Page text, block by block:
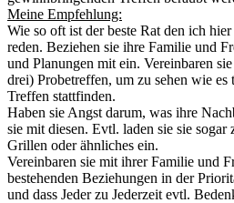
Meine Empfehlung:
Wie so oft ist der beste Rat den ich
reden. Beziehen sie ihre Familie und
und Planungen mit ein. Vereinbaren
drei) Probetreffen, um zu sehen wie es
Treffen stattfinden.
Haben sie Angst darum, was ihre
sie mit diesen. Evtl. laden sie sie sogar
Grillen oder ähnliches ein.
Vereinbaren sie mit ihrer Familie und
bestehenden Beziehungen in der
und dass Jeder zu Jederzeit evtl.